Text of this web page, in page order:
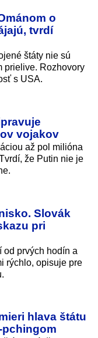
o
tvrdí
štáty nie sú
prielive. Rozhovory
s USA.
vojakov
až pol milióna
že Putin nie je
Slovák
pri
prvých hodín a
rýchlo, opisuje pre
hlava štátu
pchingom